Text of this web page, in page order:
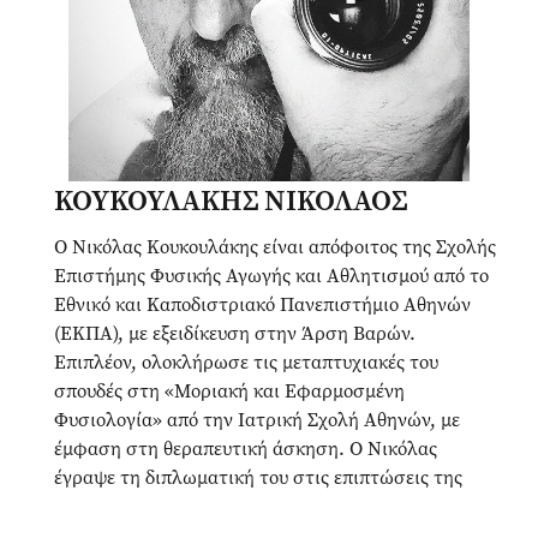
ΚΟΥΚΟΥΛΑΚΗΣ ΝΙΚΟΛΑΟΣ
Ο Νικόλας Κουκουλάκης είναι απόφοιτος της Σχολής
Επιστήμης Φυσικής Αγωγής και Αθλητισμού από το
Εθνικό και Καποδιστριακό Πανεπιστήμιο Αθηνών
(ΕΚΠΑ), με εξειδίκευση στην Άρση Βαρών.
Επιπλέον, ολοκλήρωσε τις μεταπτυχιακές του
σπουδές στη «Μοριακή και Εφαρμοσμένη
Φυσιολογία» από την Ιατρική Σχολή Αθηνών, με
έμφαση στη θεραπευτική άσκηση. Ο Νικόλας
έγραψε τη διπλωματική του στις επιπτώσεις της